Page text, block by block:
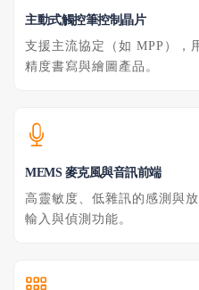
主動式觸控筆控制晶片
支援主流協定（如 MPP），
精度書寫與繪圖產品。
MEMS 麥克風與音訊前端
高靈敏度、低雜訊的感測與
輸入與偵測功能。